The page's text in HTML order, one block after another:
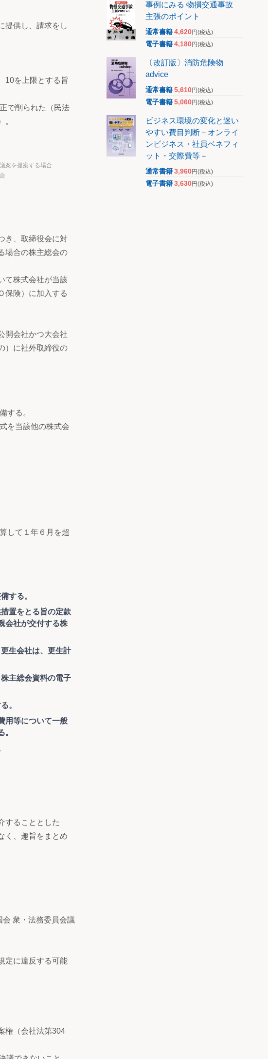
提供し、請求をし
10を上限とする旨
で削られた（民法
案を提案する場合
き、取締役会に対
場合の株主総会の
て株式会社が当該
保険）に加入する
開会社かつ大会社
）に社外取締役の
する。
を当該他の株式会
して１年６月を超
する。
置をとる旨の定款
会社が交付する株
生会社は、更生計
主総会資料の電子
。
用等について一般
することとした
く、趣旨をまとめ
衆・法務委員会議
定に違反する可能
権（会社法第304
事例にみる 物損交通事故
主張のポイント
通常書籍4,620円(税込)
電子書籍4,180円(税込)
〔改訂版〕消防危険物
advice
通常書籍5,610円(税込)
電子書籍5,060円(税込)
ビジネス環境の変化と迷い
やすい費目判断－オンライ
ンビジネス・社員ベネフィ
ット・交際費等－
通常書籍3,960円(税込)
電子書籍3,630円(税込)